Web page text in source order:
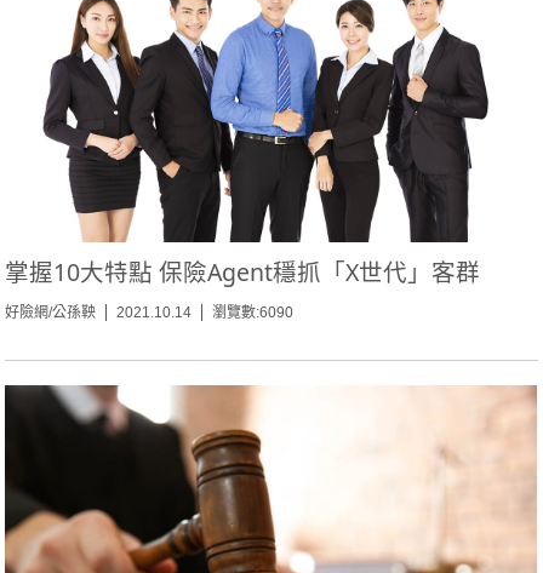
掌握10大特點 保險Agent穩抓「X世代」客群
好險網/公孫鞅 2021.10.14 瀏覽數:6090